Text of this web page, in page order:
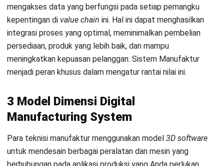
Cloudmenjadi solusi mudah untuk pekerjaan intensif
komputer, seperti pemodelan pada resiko yang
menginformasikan mengenailearning machinesehingga
mampu mengurangi biaya pada mesin bertenaga tinggi.
Hal ini juga memungkinkan mobilitas, pengumpulan, dan
untuk membuat ikhtisar kinerja harian oleh
Manufaktur. Selanjutnya, program tersebut dapat Anda
manfaatkan di manapun Anda berada dan kapanpun.
4. Advanced Robotics